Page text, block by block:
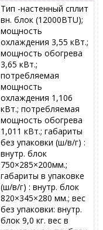
Тип -настенный сплит
вн. блок (12000BTU);
мощность
охлаждения 3,55 кВт.;
мощность обогрева
3,65 кВт.;
потребляемая
мощность
охлаждения 1,106
кВт.; потребляемая
мощность обогрева
1,011 кВт.; габариты
без упаковки (ш/в/г) :
внутр. блок
750×285×200мм.;
габариты в упаковке
(ш/в/г) : внутр. блок
820×345×280 мм.; вес
без упаковки: внутр.
блок 9,0 кг. вес в